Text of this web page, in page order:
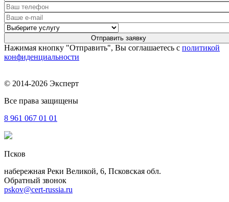
Нажимая кнопку "Отправить", Вы соглашаетесь с политикой
конфиденциальности
© 2014-2026 Эксперт
Все права защищены
8 961 067 01 01
Псков
набережная Реки Великой, 6, Псковская обл.
Обратный звонок
pskov@cert-russia.ru